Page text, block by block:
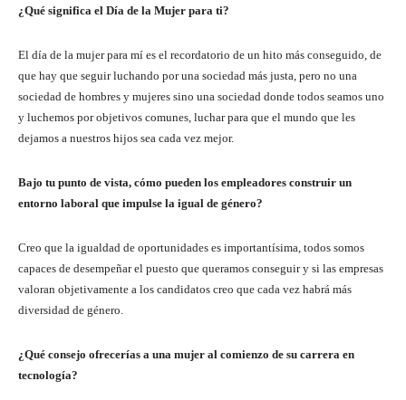
¿Qué significa el Día de la Mujer para ti?
El día de la mujer para mí es el recordatorio de un hito más conseguido, de
que hay que seguir luchando por una sociedad más justa, pero no una
sociedad de hombres y mujeres sino una sociedad donde todos seamos uno
y luchemos por objetivos comunes, luchar para que el mundo que les
dejamos a nuestros hijos sea cada vez mejor.
Bajo tu punto de vista, cómo pueden los empleadores construir un
entorno laboral que impulse la igual de género?
Creo que la igualdad de oportunidades es importantísima, todos somos
capaces de desempeñar el puesto que queramos conseguir y si las empresas
valoran objetivamente a los candidatos creo que cada vez habrá más
diversidad de género.
¿Qué consejo ofrecerías a una mujer al comienzo de su carrera en
tecnología?